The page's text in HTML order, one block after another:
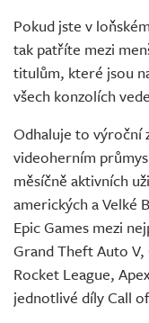
Živě
Pokud jste v
tak patříte mezi
titulům, které jsou
všech konzolích vede
Odhaluje to výroční
videoherním
měsíčně aktivních
amerických a Velké
Epic Games mezi
Grand Theft Auto
Rocket League,
jednotlivé díly Call